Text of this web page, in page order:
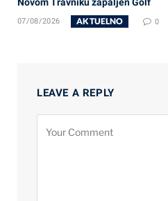
07/08/2026 AKTUELNO 0
LEAVE A REPLY